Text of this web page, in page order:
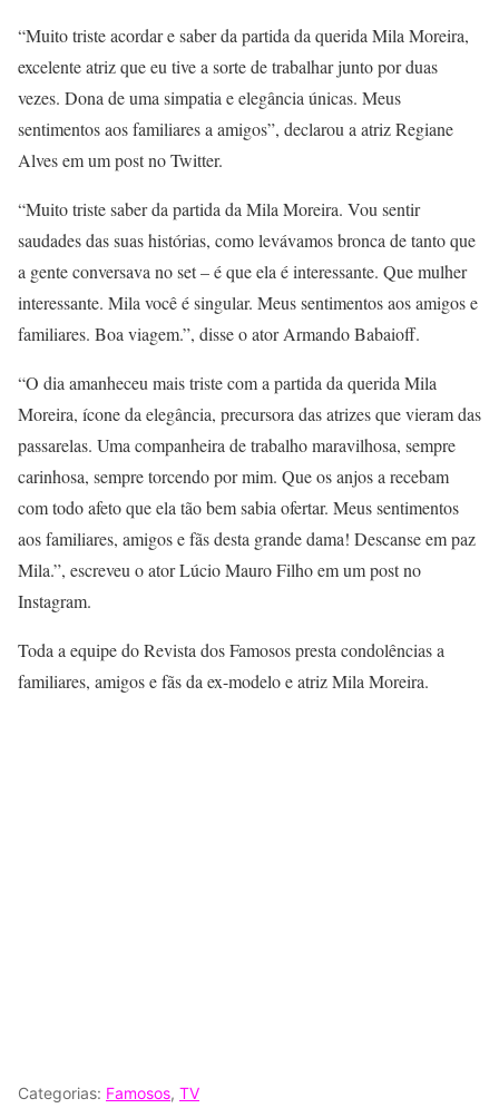
“Muito triste acordar e saber da partida da querida Mila Moreira,
excelente atriz que eu tive a sorte de trabalhar junto por duas
vezes. Dona de uma simpatia e elegância únicas. Meus
sentimentos aos familiares a amigos”, declarou a atriz Regiane
Alves em um post no Twitter.
“Muito triste saber da partida da Mila Moreira. Vou sentir
saudades das suas histórias, como levávamos bronca de tanto que
a gente conversava no set – é que ela é interessante. Que mulher
interessante. Mila você é singular. Meus sentimentos aos amigos e
familiares. Boa viagem.”, disse o ator Armando Babaioff.
“O dia amanheceu mais triste com a partida da querida Mila
Moreira, ícone da elegância, precursora das atrizes que vieram das
passarelas. Uma companheira de trabalho maravilhosa, sempre
carinhosa, sempre torcendo por mim. Que os anjos a recebam
com todo afeto que ela tão bem sabia ofertar. Meus sentimentos
aos familiares, amigos e fãs desta grande dama! Descanse em paz
Mila.”, escreveu o ator Lúcio Mauro Filho em um post no
Instagram.
Toda a equipe do Revista dos Famosos presta condolências a
familiares, amigos e fãs da ex-modelo e atriz Mila Moreira.
Categorias: Famosos, TV